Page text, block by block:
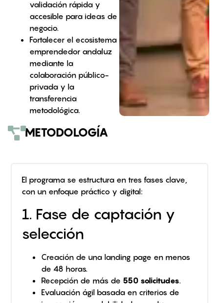
validación rápida y
accesible para ideas de
negocio.
Fortalecer el ecosistema
emprendedor andaluz
mediante la
colaboración público-
privada y la
transferencia
metodológica.
METODOLOGÍA
El programa se estructura en tres fases clave,
con un enfoque práctico y digital:
1. Fase de captación y
selección
Creación de una landing page en menos
de 48 horas.
Recepción de más de 550 solicitudes.
Evaluación ágil basada en criterios de